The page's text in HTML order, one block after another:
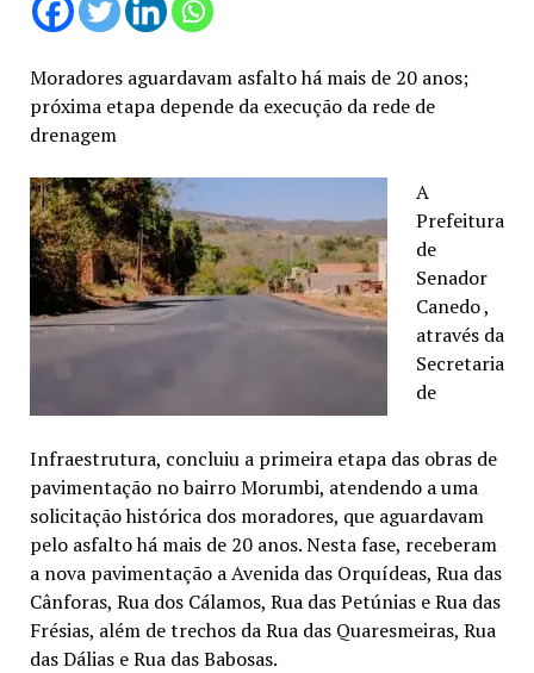
Moradores aguardavam asfalto há mais de 20 anos;
próxima etapa depende da execução da rede de
drenagem
A
Prefeitura
de
Senador
Canedo ,
através da
Secretaria
de
Infraestrutura, concluiu a primeira etapa das obras de
pavimentação no bairro Morumbi, atendendo a uma
solicitação histórica dos moradores, que aguardavam
pelo asfalto há mais de 20 anos. Nesta fase, receberam
a nova pavimentação a Avenida das Orquídeas, Rua das
Cânforas, Rua dos Cálamos, Rua das Petúnias e Rua das
Frésias, além de trechos da Rua das Quaresmeiras, Rua
das Dálias e Rua das Babosas.